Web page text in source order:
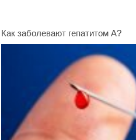
Как заболевают гепатитом А?